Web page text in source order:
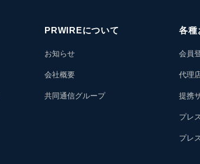
PRWIREについて
お知らせ
会社概要
共同通信グループ
各種
会員
代理
提携
プレ
プレ